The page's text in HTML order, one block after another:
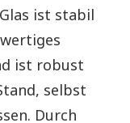
ist stabil
ist robust
selbst
Durch